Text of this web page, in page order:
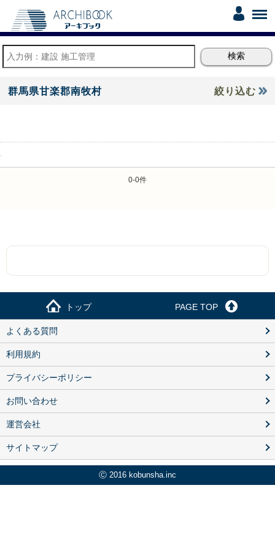
群馬県甘楽郡南牧村 絞り込む
0-0件
トップ PAGE TOP
よくある質問
利用規約
プライバシーポリシー
お問い合わせ
運営会社
サイトマップ
Ⓒ 2016 kobunsha.inc